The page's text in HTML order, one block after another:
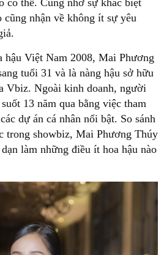
có thể. Cũng nhờ sự khác biệt
cũng nhận về không ít sự yêu
hậu Việt Nam 2008, Mai Phương
tuổi 31 và là nàng hậu sở hữu
Vbiz. Ngoài kinh doanh, người
13 năm qua bằng việc tham
dự án cá nhân nổi bật. So sánh
trong showbiz, Mai Phương Thúy
làm những điều ít hoa hậu nào